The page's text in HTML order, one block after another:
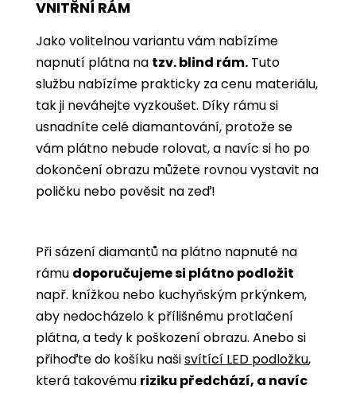
VNITŘNÍ RÁM
Jako volitelnou variantu vám nabízíme
napnutí plátna na tzv. blind rám. Tuto
službu nabízíme prakticky za cenu materiálu,
tak ji neváhejte vyzkoušet. Díky rámu si
usnadníte celé diamantování, protože se
vám plátno nebude rolovat, a navíc si ho po
dokončení obrazu můžete rovnou vystavit na
poličku nebo pověsit na zeď!
Při sázení diamantů na plátno napnuté na
rámu doporučujeme si plátno podložit
např. knížkou nebo kuchyňským prkýnkem,
aby nedocházelo k přílišnému protlačení
plátna, a tedy k poškození obrazu. Anebo si
přihoďte do košíku našisvítící LED podložku,
která takovému riziku předchází, a navíc